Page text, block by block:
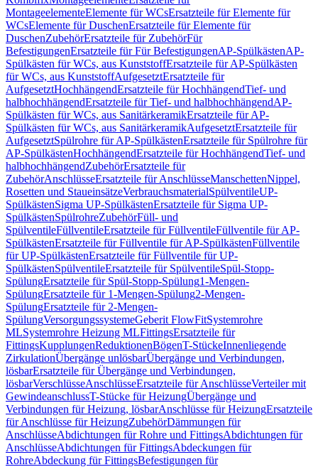
MontageelementeElemente für WCsErsatzteile für Elemente für
WCsElemente für DuschenErsatzteile für Elemente für
DuschenZubehörErsatzteile für ZubehörFür
BefestigungenErsatzteile für Für BefestigungenAP-SpülkästenAP-
Spülkästen für WCs, aus KunststoffErsatzteile für AP-Spülkästen
für WCs, aus KunststoffAufgesetztErsatzteile für
AufgesetztHochhängendErsatzteile für HochhängendTief- und
halbhochhängendErsatzteile für Tief- und halbhochhängendAP-
Spülkästen für WCs, aus SanitärkeramikErsatzteile für AP-
Spülkästen für WCs, aus SanitärkeramikAufgesetztErsatzteile für
AufgesetztSpülrohre für AP-SpülkästenErsatzteile für Spülrohre für
AP-SpülkästenHochhängendErsatzteile für HochhängendTief- und
halbhochhängendZubehörErsatzteile für
ZubehörAnschlüsseErsatzteile für AnschlüsseManschettenNippel,
Rosetten und StaueinsätzeVerbrauchsmaterialSpülventileUP-
SpülkästenSigma UP-SpülkästenErsatzteile für Sigma UP-
SpülkästenSpülrohreZubehörFüll- und
SpülventileFüllventileErsatzteile für FüllventileFüllventile für AP-
SpülkästenErsatzteile für Füllventile für AP-SpülkästenFüllventile
für UP-SpülkästenErsatzteile für Füllventile für UP-
SpülkästenSpülventileErsatzteile für SpülventileSpül-Stopp-
SpülungErsatzteile für Spül-Stopp-Spülung1-Mengen-
SpülungErsatzteile für 1-Mengen-Spülung2-Mengen-
SpülungErsatzteile für 2-Mengen-
SpülungVersorgungssystemeGeberit FlowFitSystemrohre
MLSystemrohre Heizung MLFittingsErsatzteile für
FittingsKupplungenReduktionenBögenT-StückeInnenliegende
ZirkulationÜbergänge unlösbarÜbergänge und Verbindungen,
lösbarErsatzteile für Übergänge und Verbindungen,
lösbarVerschlüsseAnschlüsseErsatzteile für AnschlüsseVerteiler mit
GewindeanschlussT-Stücke für HeizungÜbergänge und
Verbindungen für Heizung, lösbarAnschlüsse für HeizungErsatzteile
für Anschlüsse für HeizungZubehörDämmungen für
AnschlüsseAbdichtungen für Rohre und FittingsAbdichtungen für
AnschlüsseAbdichtungen für FittingsAbdeckungen für
RohreAbdeckung für FittingsBefestigungen für